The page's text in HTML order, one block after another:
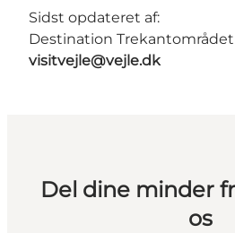
Sidst opdateret af:
Destination Trekantområdet
visitvejle@vejle.dk
Del dine minder
os